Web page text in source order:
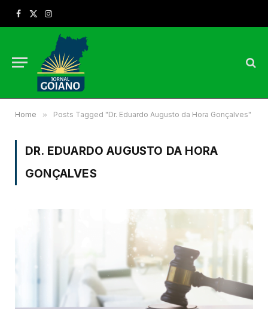
Facebook
X
Instagram
Home » Posts Tagged "Dr. Eduardo Augusto da Hora Gonçalves"
DR. EDUARDO AUGUSTO DA HORA
GONÇALVES